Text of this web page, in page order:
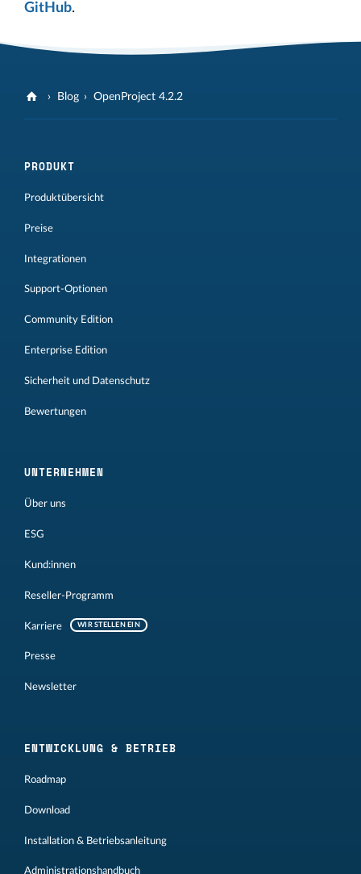
GitHub.
Blog OpenProject 4.2.2
PRODUKT
Produktübersicht
Preise
Integrationen
Support-Optionen
Community Edition
Enterprise Edition
Sicherheit und Datenschutz
Bewertungen
UNTERNEHMEN
Über uns
ESG
Kund:innen
Reseller-Programm
Karriere WIR STELLEN EIN
Presse
Newsletter
ENTWICKLUNG & BETRIEB
Roadmap
Download
Installation & Betriebsanleitung
Administrationshandbuch